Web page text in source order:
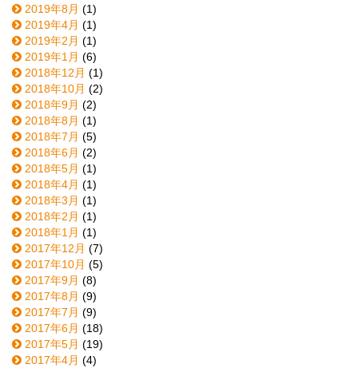
2019年8月 (1)
2019年4月 (1)
2019年2月 (1)
2019年1月 (6)
2018年12月 (1)
2018年10月 (2)
2018年9月 (2)
2018年8月 (1)
2018年7月 (5)
2018年6月 (2)
2018年5月 (1)
2018年4月 (1)
2018年3月 (1)
2018年2月 (1)
2018年1月 (1)
2017年12月 (7)
2017年10月 (5)
2017年9月 (8)
2017年8月 (9)
2017年7月 (9)
2017年6月 (18)
2017年5月 (19)
2017年4月 (4)